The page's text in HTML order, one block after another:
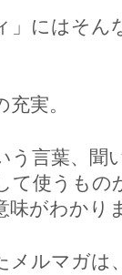
」にはそん
実。
う言葉、聞
て使うもの
味がわかり
メルマガは